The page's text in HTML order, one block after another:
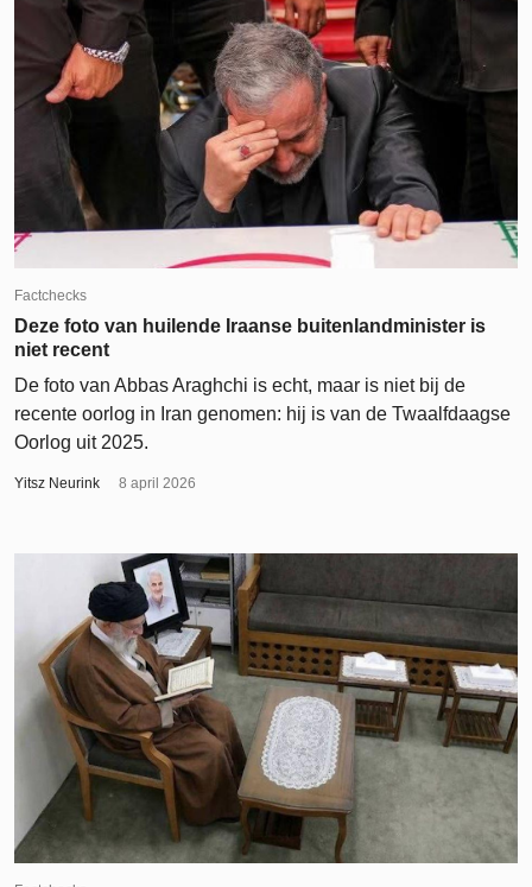
Factchecks
Deze foto van huilende Iraanse buitenlandminister is
niet recent
De foto van Abbas Araghchi is echt, maar is niet bij de
recente oorlog in Iran genomen: hij is van de Twaalfdaagse
Oorlog uit 2025.
Yitsz Neurink 8 april 2026